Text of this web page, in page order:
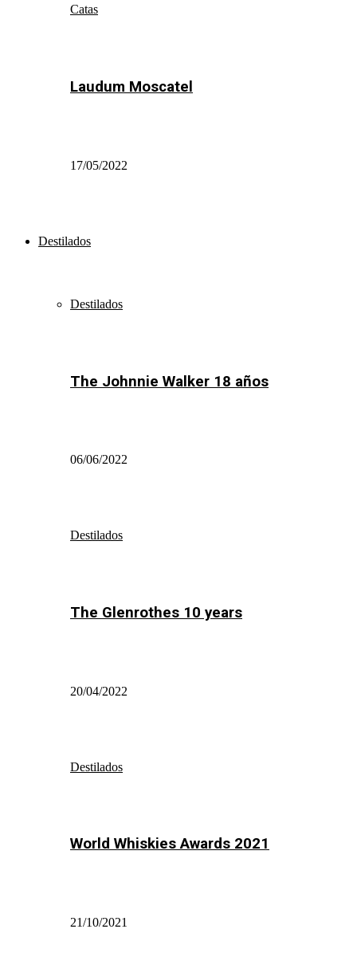
Catas
Laudum Moscatel
17/05/2022
Destilados
Destilados
The Johnnie Walker 18 años
06/06/2022
Destilados
The Glenrothes 10 years
20/04/2022
Destilados
World Whiskies Awards 2021
21/10/2021